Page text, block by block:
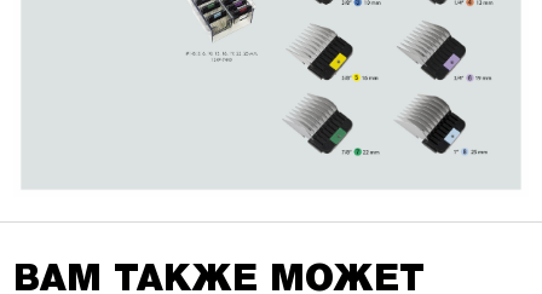
ВАМ ТАКЖЕ МОЖЕТ